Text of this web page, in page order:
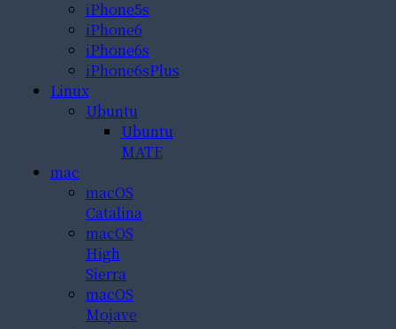
iPhone5s
iPhone6
iPhone6s
iPhone6sPlus
Linux
Ubuntu
Ubuntu
MATE
mac
macOS
Catalina
macOS
High
Sierra
macOS
Mojave